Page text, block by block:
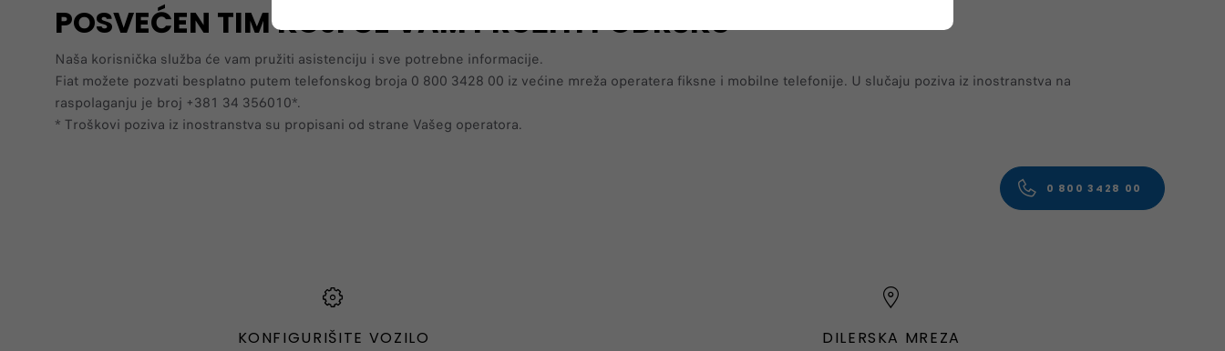
POSVEĆEN TIM KOJI ĆE VAM PRUŽITI PODRŠKU
Naša korisnička služba će vam pružiti asistenciju i sve potrebne informacije.
Fiat možete pozvati besplatno putem telefonskog broja 0 800 3428 00 iz većine mreža operatera fiksne i mobilne telefonije. U slučaju poziva iz inostranstva na
raspolaganju je broj +381 34 356010*.
* Troškovi poziva iz inostranstva su propisani od strane Vašeg operatora.
0 800 3428 00
KONFIGURIŠITE VOZILO DILERSKA MREZA